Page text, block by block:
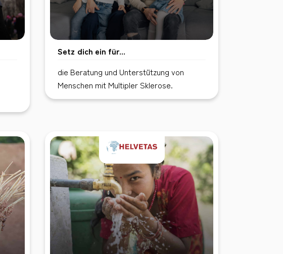
Setz dich ein für...
die Beratung und Unterstützung von
Menschen mit Multipler Sklerose.